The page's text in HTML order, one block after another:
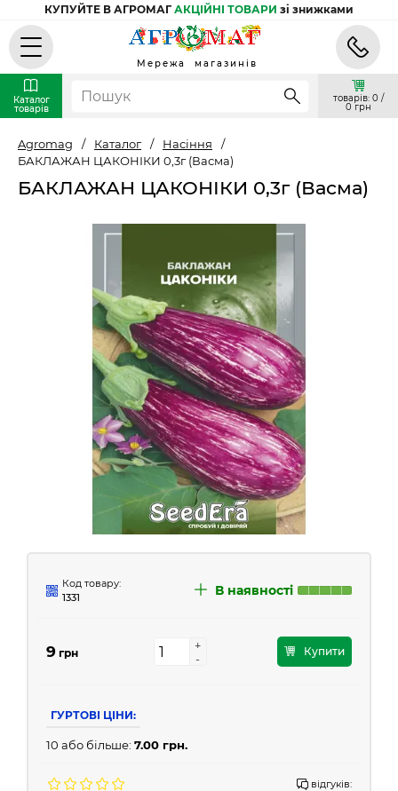
КУПУЙТЕ В АГРОМАГ АКЦІЙНІ ТОВАРИ зі знижками
Мережа магазинів
Каталог
товарів
товарів: 0 /
0 грн
Agromag / Каталог / Насіння
/
БАКЛАЖАН ЦАКОНІКИ 0,3г (Васма)
БАКЛАЖАН ЦАКОНІКИ 0,3г (Васма)
Код товару:
1331
В наявності
9 грн
+
-
+
-
Купити
ГУРТОВІ ЦІНИ:
10 або більше: 7.00 грн.
відгуків: